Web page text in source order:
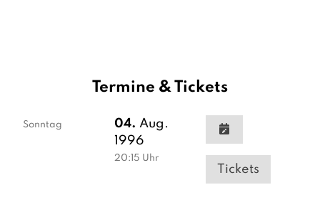
Termine & Tickets
Sonntag 04. Aug.
1996
20:15 Uhr
Tickets